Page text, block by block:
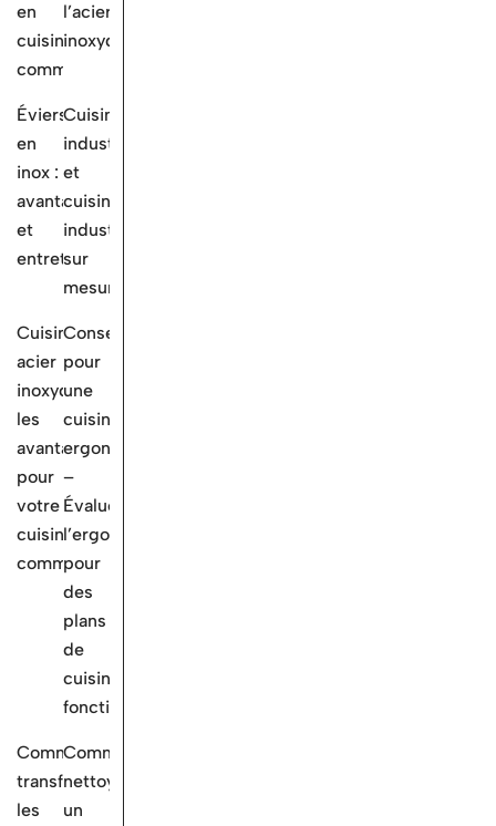
en
cuisine
commerciale
l’acier
inoxydable
Éviers
en
inox :
avantages
et
entretien
Cuisine
industrielle
et
cuisines
industrielles
sur
mesure
Cuisine
acier
inoxydable:
les
avantages
pour
votre
cuisine
commerciale
Conseils
pour
une
cuisine
ergonomique
–
Évaluez
l’ergonomie
pour
des
plans
de
cuisine
fonctionnels
Comment
transformer
les
Comment
nettoyer
un